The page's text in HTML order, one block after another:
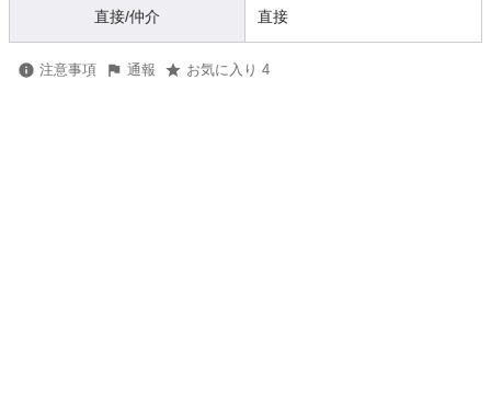
直接/仲介 直接
注意事項 通報 お気に入り 4